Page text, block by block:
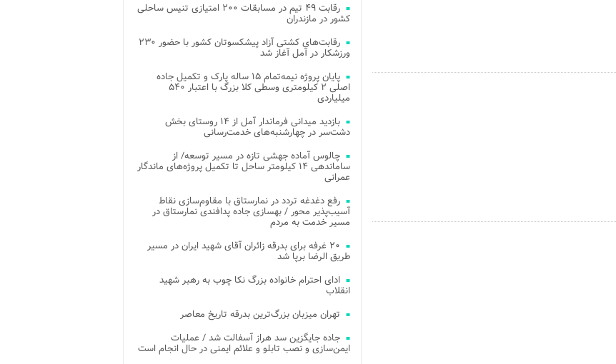
رقابت ۴۹ تیم در مسابقات ۲۰۰ امتیازی تنیس ساحلی
کشور در مازندران
رقابت‌های کشتی آزاد پیشکسوتان کشور با حضور ۲۳۰
ورزشکار در آمل آغاز شد
پایان پروژه نیمه‌تمام ۱۵ ساله پارک و تکمیل جاده
اصلی ۲ کیلومتری وسطی کلا بزرگ با اعتبار ۵۴۰
میلیاردی
بازدید میدانی فرماندار آمل از ۱۴ روستای بخش
دشت‌سر در چهارشنبه‌های خدمت‌رسانی
چالوس آماده جهشی تازه در مسیر توسعه/ از
ساماندهی ۱۴ کیلومتر ساحل تا تکمیل پروژه‌های ماندگار
عمرانی
رفع دغدغه تردد در نمارستاق با مقاوم‌سازی نقاط
آسیب‌پذیر محور / بهسازی جاده پدافندی نمارستاق در
مسیر خدمت به مردم
۲۰ غرفه برای بدرقه زائران آقای شهید ایران در مسیر
طریق الرضا برپا شد
ادای احترام خانواده بزرگ نکا چوب به رهبر شهید
انقلاب
تهران میزبان بزرگ‌ترین بدرقه تاریخ معاصر
جاده جایگزین سد هراز آسفالت شد / عملیات
ایمن‌سازی و نصب تابلو و علائم ایمنی در حال انجام است